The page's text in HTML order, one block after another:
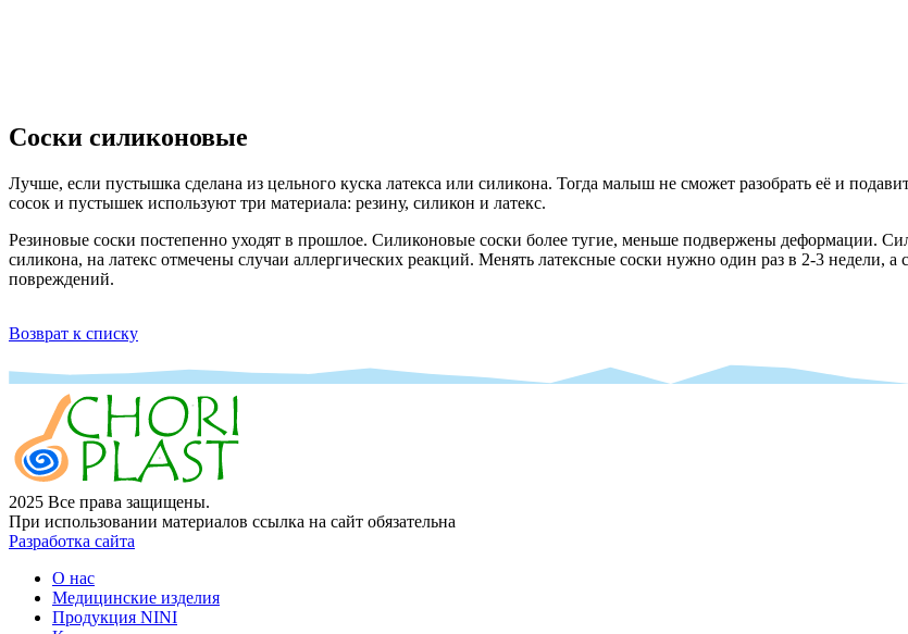
Соски силиконовые
Лучше, если пустышка сделана из цельного куска латекса или силикона. Тогда малыш не сможет разобрать её и
сосок и пустышек используют три материала: резину, силикон и латекс.
Резиновые соски постепенно уходят в прошлое. Силиконовые соски более тугие, меньше подвержены деформации.
силикона, на латекс отмечены случаи аллергических реакций. Менять латексные соски нужно один раз в 2-3 недели,
повреждений.
Возврат к списку
2025 Все права защищены.
При использовании материалов ссылка на сайт обязательна
Разработка сайта
О нас
Медицинские изделия
Продукция NINI